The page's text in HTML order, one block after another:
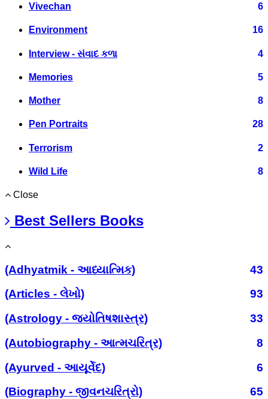
Vivechan 6
Environment 16
Interview - સંવાદ કળા 4
Memories 5
Mother 8
Pen Portraits 28
Terrorism 2
Wild Life 8
Close
Best Sellers Books
(Adhyatmik - આધ્યાત્મિક)
43
(Articles - લેખો)
93
(Astrology - જ્યોતિષશાસ્ત્ર)
33
(Autobiography - આત્મચરિત્ર)
8
(Ayurved - આયૂર્વેદ)
6
(Biography - જીવનચરિત્રો)
65